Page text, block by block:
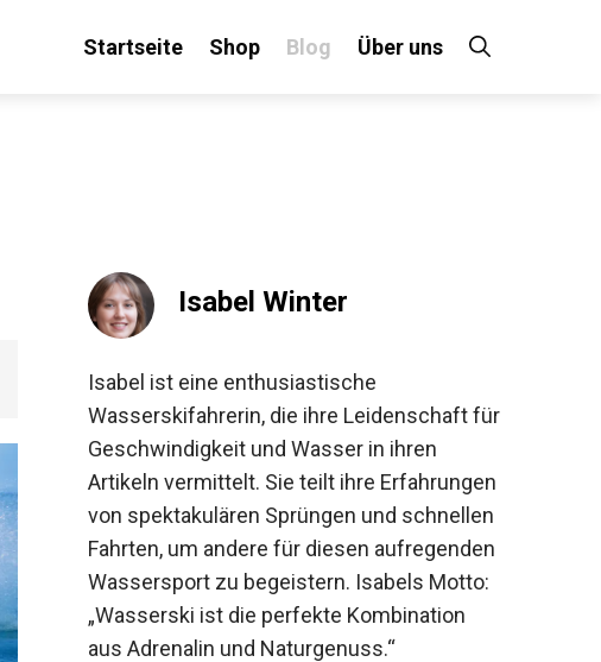
Startseite Shop Blog Über uns
Isabel Winter
Isabel ist eine enthusiastische
Wasserskifahrerin, die ihre Leidenschaft für
Geschwindigkeit und Wasser in ihren
Artikeln vermittelt. Sie teilt ihre Erfahrungen
von spektakulären Sprüngen und schnellen
Fahrten, um andere für diesen aufregenden
Wassersport zu begeistern. Isabels Motto:
„Wasserski ist die perfekte Kombination
aus Adrenalin und Naturgenuss.“